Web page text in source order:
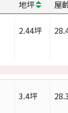
地坪 屋
2.44坪
3.4坪